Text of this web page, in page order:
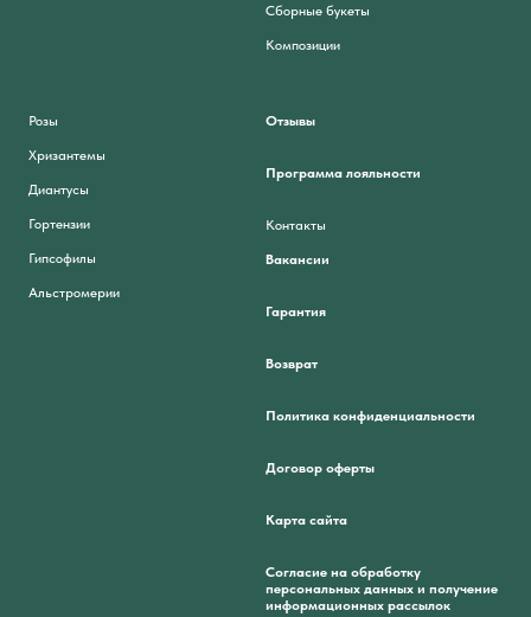
Сборные букеты
Композиции
Розы
Хризантемы
Диантусы
Гортензии
Гипсофилы
Альстромерии
Отзывы
Программа лояльности
Контакты
Вакансии
Гарантия
Возврат
Политика конфиденциальности
Договор оферты
Карта сайта
Согласие на обработку
персональных данных и получение
информационных рассылок